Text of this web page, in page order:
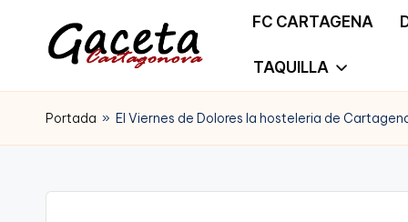
Saltar
al
G
a
e
Gaceta
Cartagonova,
FC CARTAGENA
TAQUILLA
Portada » El Viernes de Dolores la hosteleria de